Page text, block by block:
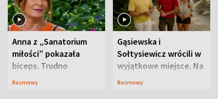
Anna z „Sanatorium
miłości” pokazała
biceps. Trudno
uwierzyć, co przeszła
Rozmowy
Gąsiewska i
Sołtysiewicz wrócili w
wyjątkowe miejsce. Na
szlaku czekał
Rozmowy